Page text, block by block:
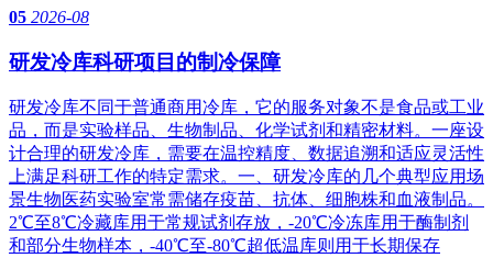
05 2026-08
研发冷库科研项目的制冷保障
研发冷库不同于普通商用冷库，它的服务对象不是食品或工业
品，而是实验样品、生物制品、化学试剂和精密材料。一座设
计合理的研发冷库，需要在温控精度、数据追溯和适应灵活性
上满足科研工作的特定需求。一、研发冷库的几个典型应用场
景生物医药实验室常需储存疫苗、抗体、细胞株和血液制品。
2℃至8℃冷藏库用于常规试剂存放，-20℃冷冻库用于酶制剂
和部分生物样本，-40℃至-80℃超低温库则用于长期保存